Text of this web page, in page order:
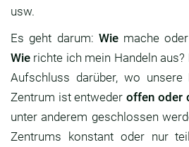
usw.
Es geht darum: Wiemache
Wie richte ich mein Handeln aus?
Aufschluss darüber, wo unsere
Zentrum ist entwederoffen oder
unter anderem geschlossen
Zentrums konstant oder nur